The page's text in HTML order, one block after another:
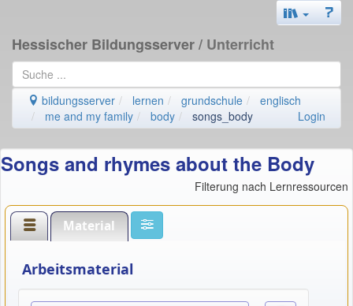
Hessischer Bildungsserver/ Unterricht
bildungsserver lernen grundschule
englisch
me and my family
body songs_body Login
Songs and rhymes about the Body
Filterung nach Lernressourcen
Material
Arbeitsmaterial